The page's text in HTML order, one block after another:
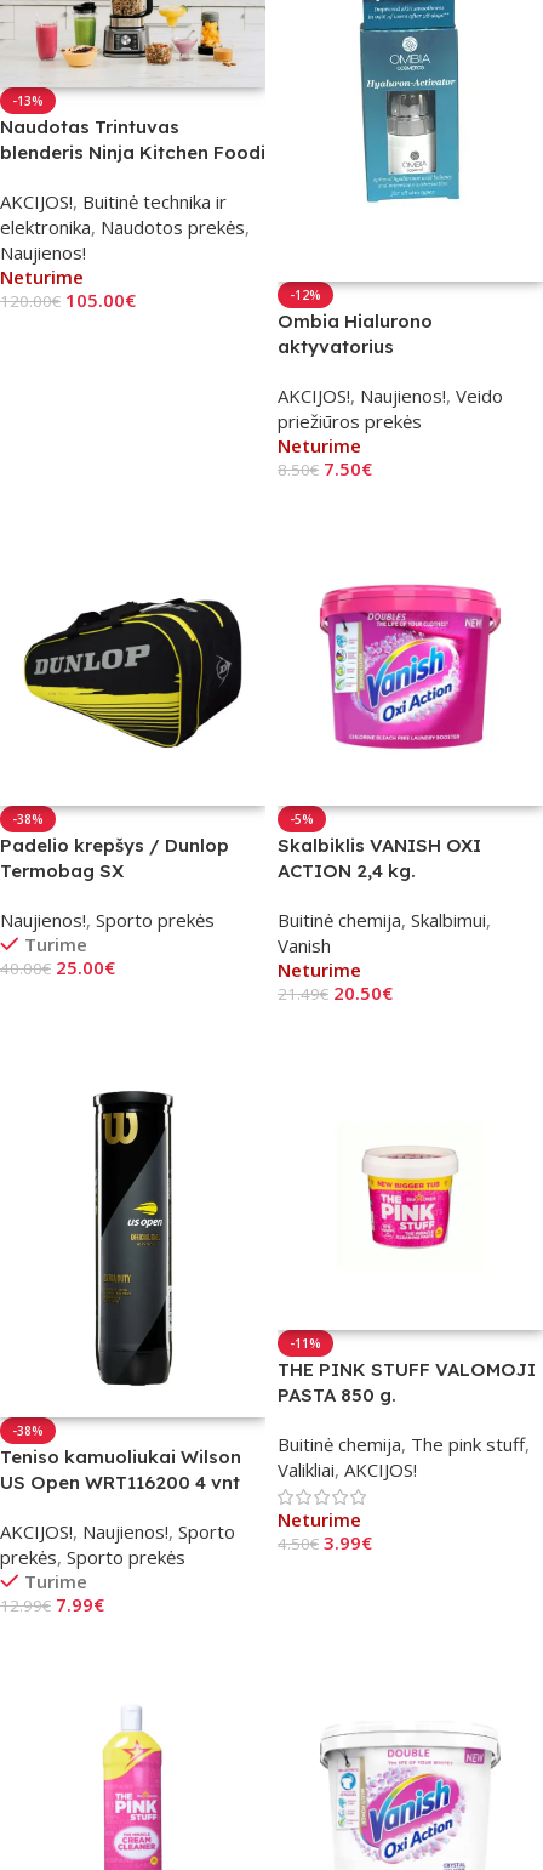
-13%
Naudotas Trintuvas
blenderis Ninja Kitchen Foodi
AKCIJOS!, Buitinė technika ir
elektronika, Naudotos prekės,
Naujienos!
Neturime
120.00€ 105.00€ -12%
Ombia Hialurono
aktyvatorius
AKCIJOS!, Naujienos!, Veido
priežiūros prekės
Neturime
8.50€ 7.50€
-38%
Padelio krepšys / Dunlop
Termobag SX
Naujienos!, Sporto prekės
Turime
40.00€ 25.00€
-5%
Skalbiklis VANISH OXI
ACTION 2,4 kg.
Buitinė chemija, Skalbimui,
Vanish
Neturime
21.49€ 20.50€
-38%
Teniso kamuoliukai Wilson
US Open WRT116200 4 vnt
AKCIJOS!, Naujienos!, Sporto
prekės, Sporto prekės
Turime
12.99€ 7.99€
-11%
THE PINK STUFF VALOMOJI
PASTA 850 g.
Buitinė chemija, The pink stuff,
Valikliai, AKCIJOS!
Neturime
4.50€ 3.99€